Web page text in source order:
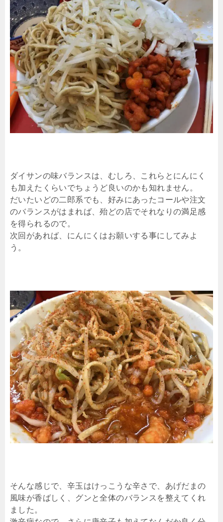
ダイサンの味バランスは、むしろ、これらとにんにく
も加えたくらいでちょうど良いのかも知れません。
だいたいどの二郎系でも、好みにあったコールや注文
のバランスがはまれば、殆どの店でそれなりの満足感
を得られるので。
次回があれば、にんにくはお願いする事にしてみよ
う。
そんな感じで、辛玉はけっこうな辛さで、あげだまの
風味が香ばしく、グンと全体のバランスを整えてくれ
ました。